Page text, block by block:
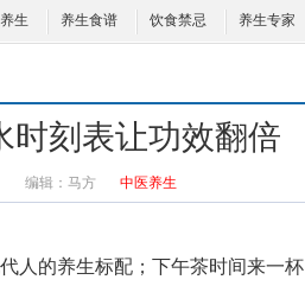
生 养生食谱 饮食禁忌 养生专家
时刻表让功效翻倍
编辑： 马方 中医养生
的养生标配；下午茶时间来一杯